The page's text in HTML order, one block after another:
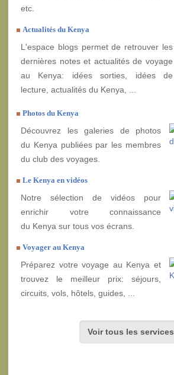
etc.
Actualités du Kenya
L'espace blogs permet de retrouver les
dernières notes et actualités de voyage
au Kenya: idées sorties, idées de
lecture, actualités du Kenya, ...
Photos du Kenya
Découvrez les galeries de photos
du Kenya publiées par les membres
du club des voyages.
Le Kenya en vidéos
Notre sélection de vidéos pour
enrichir votre connaissance
du Kenya sur tous vos écrans.
Voyager au Kenya
Préparez votre voyage au Kenya et
trouvez le meilleur prix: séjours,
circuits, vols, hôtels, guides, ...
Voir tous les services